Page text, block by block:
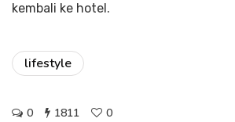
kembali ke hotel.
lifestyle
0 1811 0